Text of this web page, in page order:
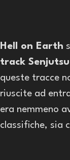
Hell on Earth
track Senjutsu
queste tracce
riuscite ad
era nemmeno
classifiche, sia